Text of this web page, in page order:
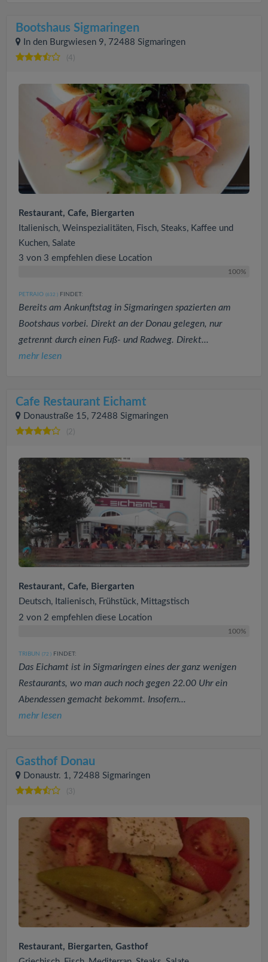
Bootshaus Sigmaringen
In den Burgwiesen 9, 72488 Sigmaringen
(4)
Restaurant, Cafe, Biergarten
Italienisch, Weinspezialitäten, Fisch, Steaks, Kaffee und
Kuchen, Salate
3 von 3 empfehlen diese Location
100%
PETRAIO (632 ) FINDET:
Bereits am Ankunftstag in Sigmaringen spazierten am
Bootshaus vorbei. Direkt an der Donau gelegen, nur
getrennt durch einen Fuß- und Radweg. Direkt...
mehr lesen
Cafe Restaurant Eichamt
Donaustraße 15, 72488 Sigmaringen
(2)
Restaurant, Cafe, Biergarten
Deutsch, Italienisch, Frühstück, Mittagstisch
2 von 2 empfehlen diese Location
100%
TRIBUN (72 ) FINDET:
Das Eichamt ist in Sigmaringen eines der ganz wenigen
Restaurants, wo man auch noch gegen 22.00 Uhr ein
Abendessen gemacht bekommt. Insofern...
mehr lesen
Gasthof Donau
Donaustr. 1, 72488 Sigmaringen
(3)
Restaurant, Biergarten, Gasthof